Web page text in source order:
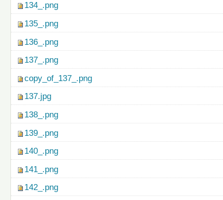
134_.png
135_.png
136_.png
137_.png
copy_of_137_.png
137.jpg
138_.png
139_.png
140_.png
141_.png
142_.png